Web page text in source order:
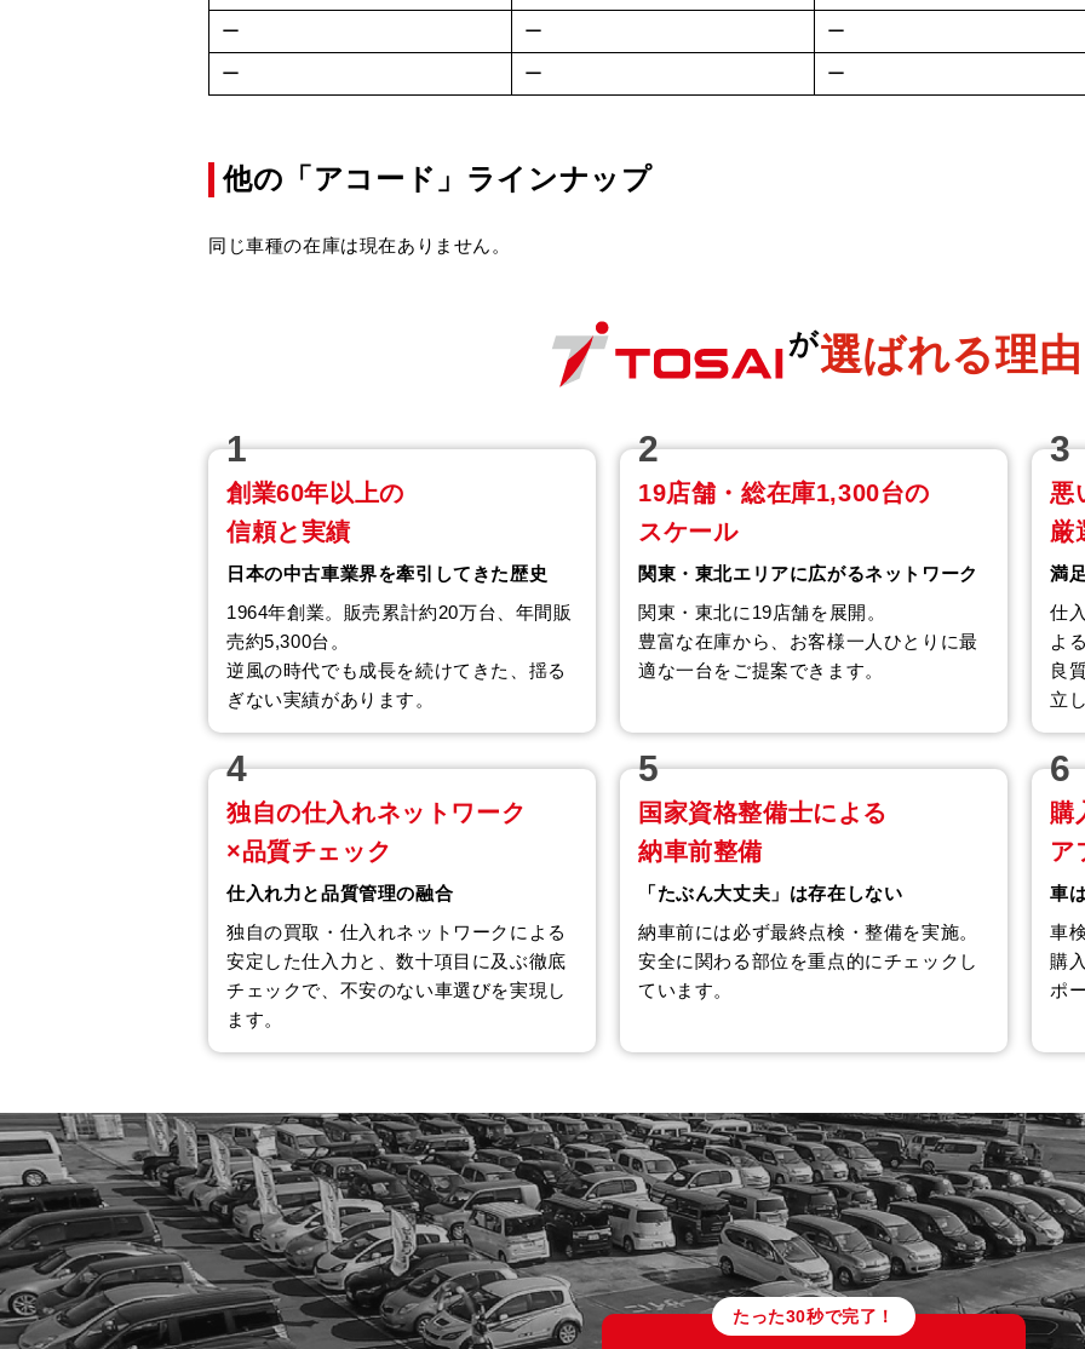
ー ー ー
ー ー ー
他の「アコード」ラインナップ
同じ車種の在庫は現在ありません。
が選ばれる理由
1
創業60年以上の
信頼と実績
日本の中古車業界を牽引してきた歴史
1964年創業。販売累計約20万台、年間販
売約5,300台。
逆風の時代でも成長を続けてきた、揺る
ぎない実績があります。
2
19店舗・総在庫1,300台の
スケール
関東・東北エリアに広がるネットワーク
関東・東北に19店舗を展開。
豊富な在庫から、お客様一人ひとりに最
適な一台をご提案できます。
3
悪
厳
満
仕
よ
良
立
4
独自の仕入れネットワーク
×品質チェック
仕入れ力と品質管理の融合
独自の買取・仕入れネットワークによる
安定した仕入力と、数十項目に及ぶ徹底
チェックで、不安のない車選びを実現し
ます。
5
国家資格整備士による
納車前整備
「たぶん大丈夫」は存在しない
納車前には必ず最終点検・整備を実施。
安全に関わる部位を重点的にチェックし
ています。
6
購
ア
車
車
購
ポ
たった30秒で完了！